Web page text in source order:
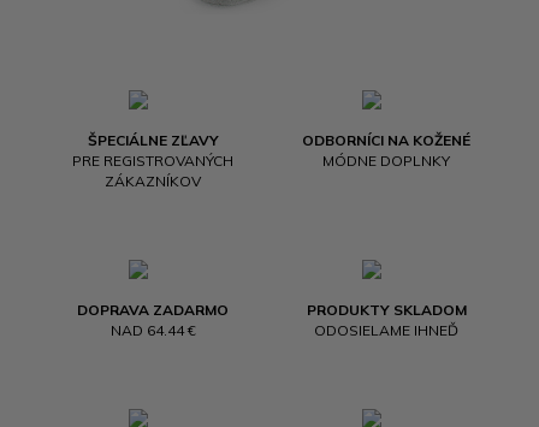
ŠPECIÁLNE ZĽAVY
PRE REGISTROVANÝCH
ZÁKAZNÍKOV
ODBORNÍCI NA KOŽENÉ
MÓDNE DOPLNKY
DOPRAVA ZADARMO
NAD 64.44 €
PRODUKTY SKLADOM
ODOSIELAME IHNEĎ